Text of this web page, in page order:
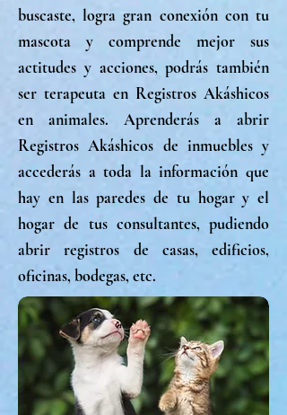
buscaste, logra gran conexión con tu
mascota y comprende mejor sus
actitudes y acciones, podrás también
ser terapeuta en Registros Akáshicos
en animales. Aprenderás a abrir
Registros Akáshicos de inmuebles y
accederás a toda la información que
hay en las paredes de tu hogar y el
hogar de tus consultantes, pudiendo
abrir registros de casas, edificios,
oficinas, bodegas, etc.